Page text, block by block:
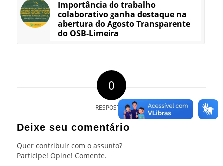
Importância do trabalho
colaborativo ganha destaque na
abertura do Agosto Transparente
do OSB-Limeira
0
RESPOSTAS
Deixe seu comentário
Quer contribuir com o assunto?
Participe! Opine! Comente.